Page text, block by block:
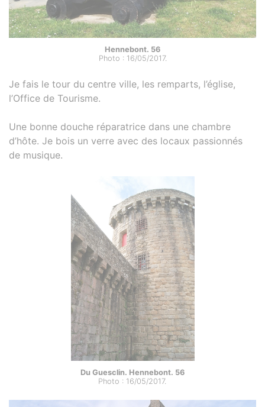
Hennebont. 56
Photo : 16/05/2017.
Je fais le tour du centre ville, les remparts, l’église,
l’Office de Tourisme.
Une bonne douche réparatrice dans une chambre
d’hôte. Je bois un verre avec des locaux passionnés
de musique.
Du Guesclin. Hennebont. 56
Photo : 16/05/2017.